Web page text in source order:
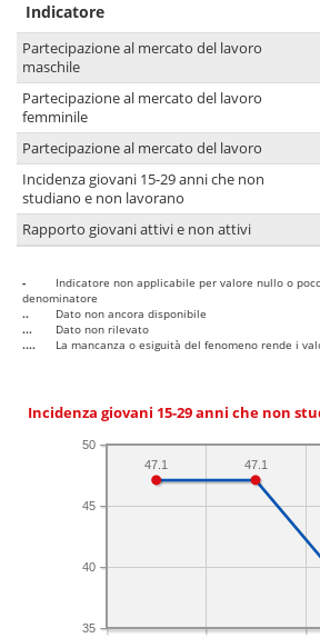
Indicatore
Partecipazione al mercato del lavoro
maschile
Partecipazione al mercato del lavoro
femminile
Partecipazione al mercato del lavoro
Incidenza giovani 15-29 anni che non
studiano e non lavorano
Rapporto giovani attivi e non attivi
-
Indicatore non applicabile per valore nullo o
denominatore
..
Dato non ancora disponibile
...
Dato non rilevato
....
La mancanza o esiguità del fenomeno rende i
Incidenza giovani 15-29 anni che non
35
40
45
50
47.1
47.1